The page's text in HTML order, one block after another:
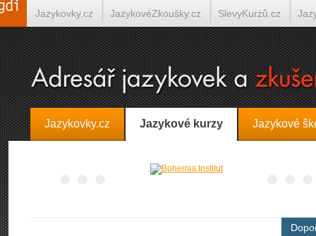
Jazykovky.cz Jazykové kurzy Jazykové
Jazykovky.cz JazykovéZkoušky.cz SlevyKurzů.cz
Španělština on-line Italština on-line Tlumočení-